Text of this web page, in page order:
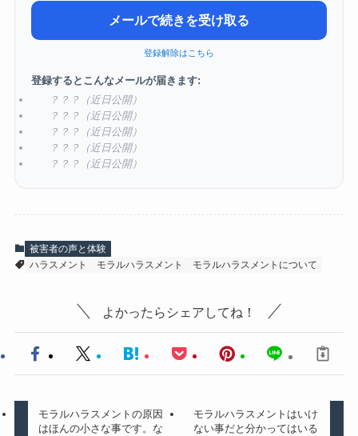
メールで続きを受け取る
登録解除はこちら
登録するとこんなメールが届きます:
？？？（近日公開）
？？？（近日公開）
？？？（近日公開）
？？？（近日公開）
？？？（近日公開）
被害者の声と体験
ハラスメント
モラルハラスメント モラルハラスメントについて
よかったらシェアしてね！
モラルハラスメントの原因
はほんの小さな事です。な
モラルハラスメントはいけ
ない事だと分かってはいる